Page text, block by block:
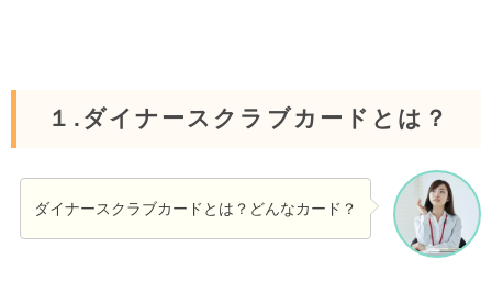
１.ダイナースクラブカードとは？
ダイナースクラブカードとは？どんなカード？